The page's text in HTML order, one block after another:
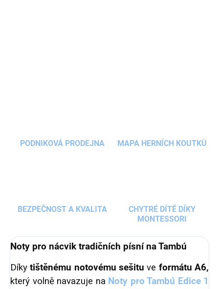
PODNIKOVÁ PRODEJNA MAPA HERNÍCH KOUTKŮ
BEZPEČNOST A KVALITA
CHYTRÉ DÍTĚ DÍKY
MONTESSORI
Noty pro nácvik tradičních písní na Tambú
Díkytištěnému notovému sešitu ve formátu A6,
který volně navazuje na Noty pro Tambú Edice 1